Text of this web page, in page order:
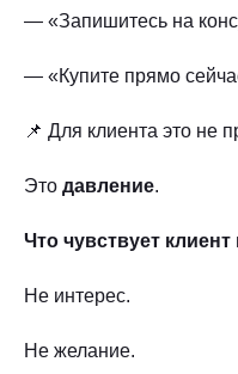
— «Запишитесь на
— «Купите прямо
📌 Для клиента это не
Это давление.
Что чувствует
Не интерес.
Не желание.